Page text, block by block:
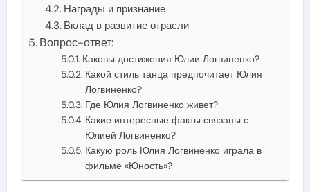
Награды и признание
Вклад в развитие отрасли
Вопрос-ответ:
Каковы достижения Юлии Логвиненко?
Какой стиль танца предпочитает Юлия
Логвиненко?
Где Юлия Логвиненко живет?
Какие интересные факты связаны с
Юлией Логвиненко?
Какую роль Юлия Логвиненко играла в
фильме «Юность»?